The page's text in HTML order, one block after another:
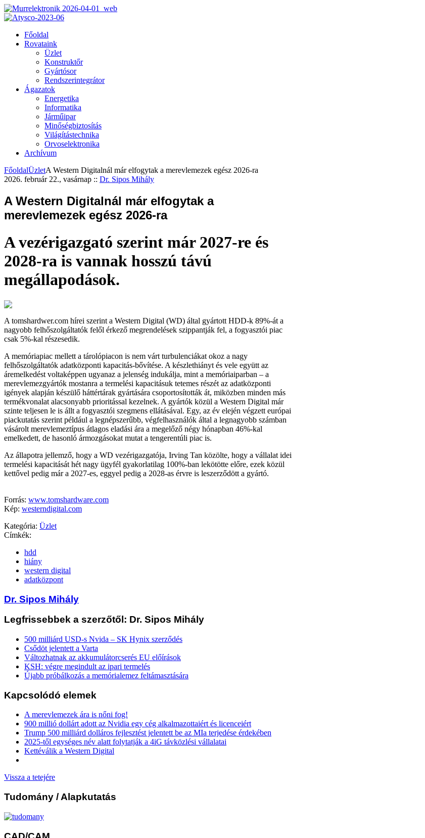
Főoldal
Rovataink
Üzlet
Konstruktőr
Gyártósor
Rendszerintegrátor
Ágazatok
Energetika
Informatika
Járműipar
Minőségbiztosítás
Világítástechnika
Orvoselektronika
Archívum
FőoldalÜzletA Western Digitalnál már elfogytak a merevlemezek egész 2026-ra
2026. február 22., vasárnap :: Dr. Sipos Mihály
A Western Digitalnál már elfogytak a
merevlemezek egész 2026-ra
A vezérigazgató szerint már 2027-re és
2028-ra is vannak hosszú távú
megállapodások.
A tomshardwer.com hírei szerint a Western Digital (WD) által gyártott HDD-k 89%-át a
nagyobb felhőszolgáltatók felől érkező megrendelések szippantják fel, a fogyasztói piac
csak 5%-kal részesedik.
A memóriapiac mellett a tárolópiacon is nem várt turbulenciákat okoz a nagy
felhőszolgáltatók adatközponti kapacitás-bővítése. A készlethiányt és vele együtt az
áremelkedést voltaképpen ugyanaz a jelenség indukálja, mint a memóriaiparban – a
merevlemezgyártók mostanra a termelési kapacitásuk tetemes részét az adatközponti
igények alapján készülő háttértárak gyártására csoportosították át, miközben minden más
termékvonalat alacsonyabb prioritással kezelnek. A gyártók közül a Western Digital már
szinte teljesen le is állt a fogyasztói szegmens ellátásával. Egy, az év elején végzett európai
piackutatás szerint például a legnépszerűbb, végfelhasználók által a legnagyobb számban
vásárolt merevlemeztípus átlagos eladási ára a megelőző négy hónapban 46%-kal
emelkedett, de hasonló ármozgásokat mutat a tengerentúli piac is.
Az állapotra jellemző, hogy a WD vezérigazgatója, Irving Tan közölte, hogy a vállalat idei
termelési kapacitását hét nagy ügyfél gyakorlatilag 100%-ban lekötötte előre, ezek közül
kettővel pedig már a 2027-es, eggyel pedig a 2028-as érvre is leszerződött a gyártó.
Forrás: www.tomshardware.com
Kép: westerndigital.com
Kategória: Üzlet
Címkék:
hdd
hiány
western digital
adatközpont
Dr. Sipos Mihály
Legfrissebbek a szerzőtől: Dr. Sipos Mihály
500 milliárd USD-s Nvida – SK Hynix szerződés
Csődöt jelentett a Varta
Változhatnak az akkumulátorcserés EU előírások
KSH: végre megindult az ipari termelés
Újabb próbálkozás a memórialemez feltámasztására
Kapcsolódó elemek
A merevlemezek ára is nőni fog!
900 millió dollárt adott az Nvidia egy cég alkalmazottaiért és licenceiért
Trump 500 milliárd dolláros fejlesztést jelentett be az MIa terjedése érdekében
2025-től egységes név alatt folytatják a 4iG távközlési vállalatai
Kettéválik a Western Digital
Vissza a tetejére
Tudomány / Alapkutatás